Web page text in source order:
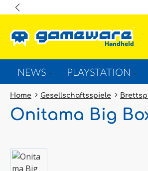
NEWS PLAYSTATION
Home Gesellschaftsspiele
Onitama Big
Bildergalerie überspringen